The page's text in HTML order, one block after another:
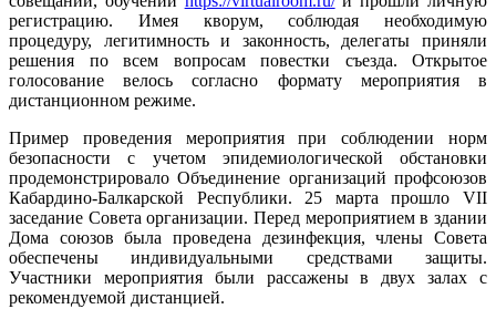
регистрацию. Имея кворум, соблюдая необходимую
процедуру, легитимность и законность, делегаты приняли
решения по всем вопросам повестки съезда. Открытое
голосование велось согласно формату мероприятия в
дистанционном режиме.
Пример проведения мероприятия при соблюдении норм
безопасности с учетом эпидемиологической обстановки
продемонстрировало Объединение организаций профсоюзов
Кабардино-Балкарской Республики. 25 марта прошло VII
заседание Совета организации. Перед мероприятием в здании
Дома союзов была проведена дезинфекция, члены Совета
обеспечены индивидуальными средствами защиты.
Участники мероприятия были рассажены в двух залах с
рекомендуемой дистанцией.